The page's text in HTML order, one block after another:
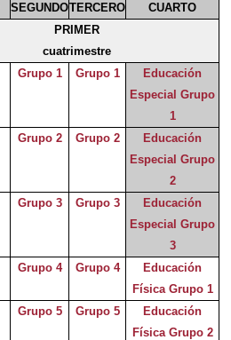
SEGUNDOTERCERO
CUARTO
PRIMER
cuatrimestre
Grupo 1 Grupo 1
Educación
Especial Grupo
1
Grupo 2 Grupo 2
Educación
Especial Grupo
2
Grupo 3 Grupo 3
Educación
Especial Grupo
3
Grupo 4 Grupo 4
Educación
Física Grupo 1
Grupo 5 Grupo 5
Educación
Física Grupo 2